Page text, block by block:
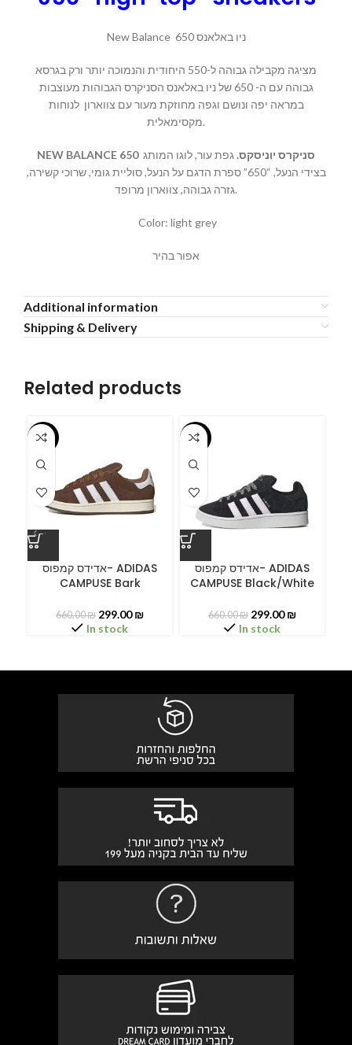
New Balance ניו באלאנס 650
מציגה מקבילה גבוהה ל-550 היחודית והנמוכה יותר ורק בגרסא
גבוהה עם ה- 650 של ניו באלאנס הסניקרס הגבוהות מעוצבות
במראה יפה ונושם וגפה מחוזקת מעור עם צווארון לנוחות
מקסימאלית.
NEW BALANCE 650 סניקרס יוניסקס.גפת עור, לוגו המותג
בצידי הנעל, “650” ספרת הדגם על הנעל, סוליית גומי, שרוכי קשירה,
גזרה גבוהה, צווארון מרופד.
Color: light grey
אפור בהיר
Additional information
Shipping & Delivery
Related products
-55%
אדידס קמפוס- ADIDAS
CAMPUSE Bark
660.00₪ 299.00₪
In stock
-55%
אדידס קמפוס- ADIDAS
CAMPUSE Black/White
660.00₪ 299.00₪
In stock